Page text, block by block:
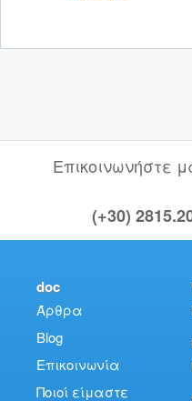
Επικοινωνήστε
(+30)
doc
Άρθρα
Blog
Επικοινωνία
Ποιοί είμαστε